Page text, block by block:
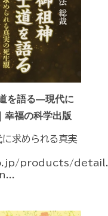
を語る―現代に
福の科学出版
求められる真実
products/